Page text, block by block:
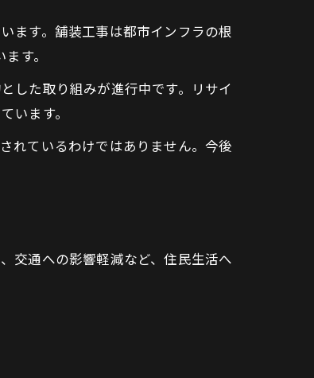
ます。舗装工事は都市インフラの根
す。
した取り組みが進行中です。リサイ
います。
れているわけではありません。今後
交通への影響軽減など、住民生活へ